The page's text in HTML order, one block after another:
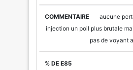
MODÈLE
aucune
injection un poil plus brutale
pas de voyant